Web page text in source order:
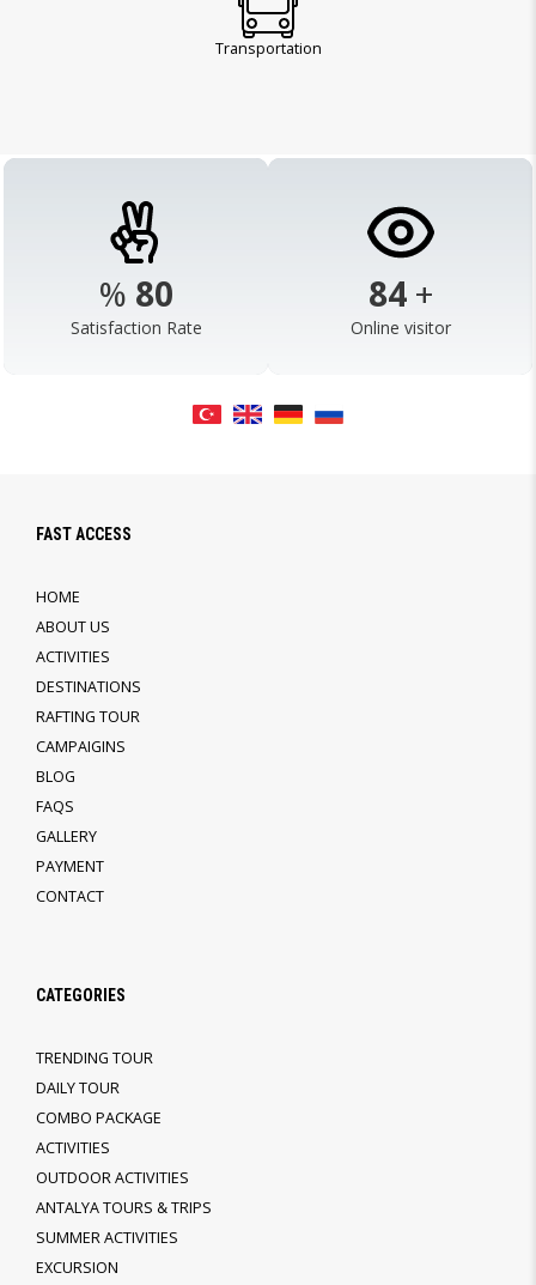
Transportation
% 98
Satisfaction Rate
103 +
Online visitor
FAST ACCESS
HOME
ABOUT US
ACTIVITIES
DESTINATIONS
RAFTING TOUR
CAMPAIGINS
BLOG
FAQS
GALLERY
PAYMENT
CONTACT
CATEGORIES
TRENDING TOUR
DAILY TOUR
COMBO PACKAGE
ACTIVITIES
OUTDOOR ACTIVITIES
ANTALYA TOURS & TRIPS
SUMMER ACTIVITIES
EXCURSION